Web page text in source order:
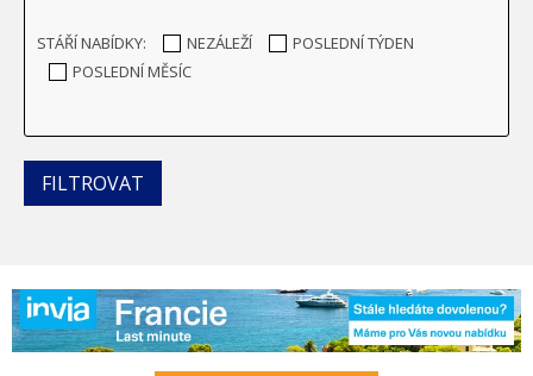
STÁŘÍ NABÍDKY: NEZÁLEŽÍ
POSLEDNÍ TÝDEN
POSLEDNÍ MĚSÍC